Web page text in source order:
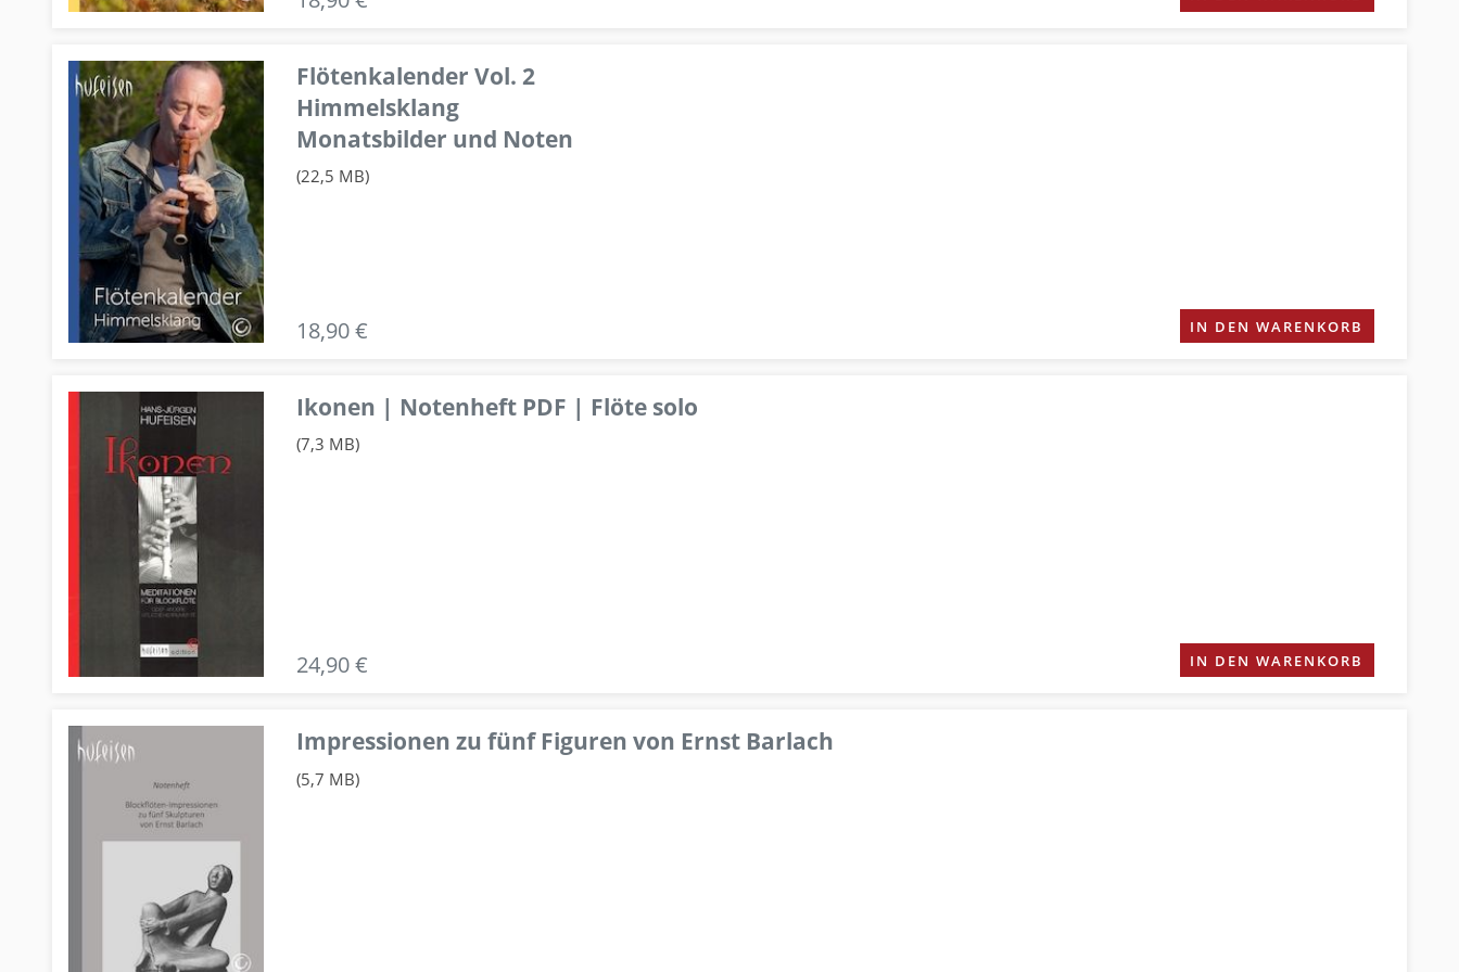
Flötenkalender Vol. 2
Himmelsklang
Monatsbilder und Noten
(22,5 MB)
18,90 € IN DEN WARENKORB
Ikonen | Notenheft PDF | Flöte solo
(7,3 MB)
24,90 € IN DEN WARENKORB
Impressionen zu fünf Figuren von Ernst Barlach
(5,7 MB)